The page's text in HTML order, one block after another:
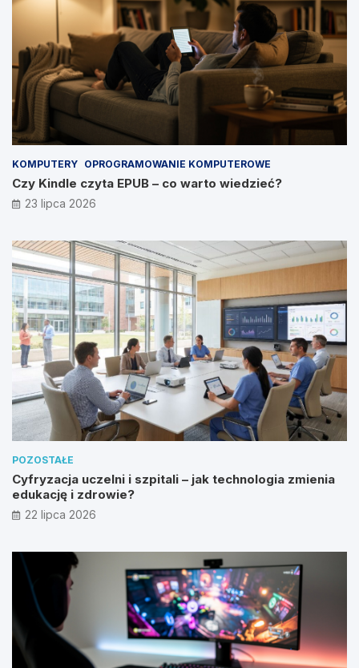
KOMPUTERY OPROGRAMOWANIE KOMPUTEROWE
Czy Kindle czyta EPUB – co warto wiedzieć?
23 lipca 2026
POZOSTAŁE
Cyfryzacja uczelni i szpitali – jak technologia zmienia
edukację i zdrowie?
22 lipca 2026